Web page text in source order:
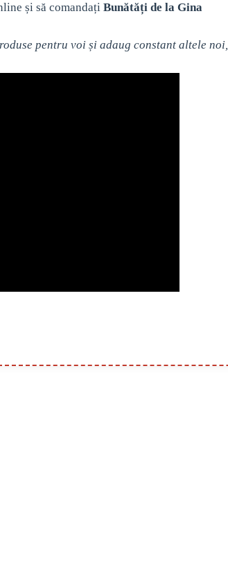
și să comandați Bunătăți de la Gina
pentru voi și adaug constant altele noi,